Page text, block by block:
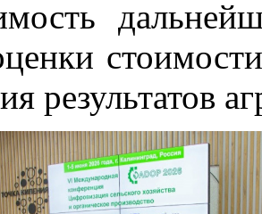
результатов